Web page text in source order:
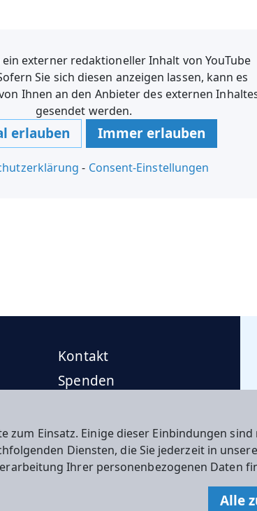
Einsatz. Einige dieser Einbindungen sind
Diensten, die Sie jederzeit in
Ihrer personenbezogenen Daten
Alle
externer redaktioneller Inhalt von YouTube
Sie sich diesen anzeigen lassen, kann es
Ihnen an den Anbieter des externen
gesendet werden.
erlauben Immer erlauben
- Consent-Einstellungen
Kontakt
Spenden